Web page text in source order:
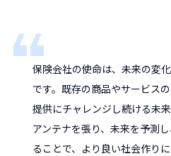
保険会社の使命は、未来の変
です。既存の商品やサービス
提供にチャレンジし続ける未
アンテナを張り、未来を予測
ることで、より良い社会作り